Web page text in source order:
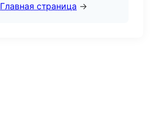
Главная страница →